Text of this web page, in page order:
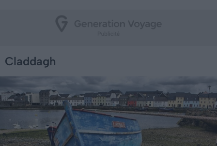
Claddagh